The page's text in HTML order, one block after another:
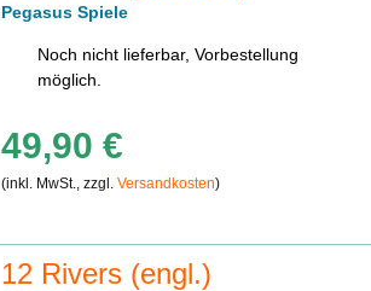
Pegasus Spiele
Noch nicht lieferbar, Vorbestellung
möglich.
49,90 €
(inkl. MwSt., zzgl.Versandkosten)
12 Rivers (engl.)